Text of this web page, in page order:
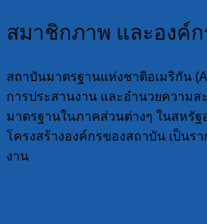
สมาชิกภาพ และองค์ก
สถาบันมาตรฐานแห่งชาติอเมริกัน
การประสานงาน และอำนวยความ
มาตรฐานในภาคส่วนต่างๆ ในสหรัฐ
โครงสร้างองค์กรของสถาบัน เป็นร
งาน